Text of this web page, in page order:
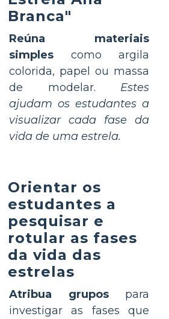
Branca"
Reúna materiais
simples como argila
colorida, papel ou massa
de modelar. Estes
ajudam os estudantes a
visualizar cada fase da
vida de uma estrela.
Orientar os
estudantes a
pesquisar e
rotular as fases
da vida das
estrelas
Atribua grupospara
investigar as fases que